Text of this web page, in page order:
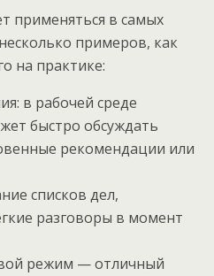
применяться в самых
примеров, как
на практике:
в рабочей среде
быстро обсуждать
рекомендации или
списков дел,
разговоры в момент
режим — отличный